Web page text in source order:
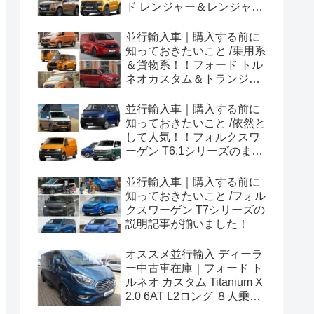
ド レンジャー＆レンジャー
め！
並行輸入車｜購入する前に
知っておきたいこと /乗用系
＆貨物系！！フォード トル
ネオカスタム＆トランジッ
め！
並行輸入車｜購入する前に
知っておきたいこと /依然と
して人気！！フォルクスワ
ーゲン T6.1シリーズのまと
並行輸入車｜購入する前に
知っておきたいこと /フォル
クスワーゲン T7シリーズの
説明記事が揃いました！
オススメ並行輸入 ディーラ
ー中古車在庫｜フォード ト
ルネオ カスタム Titanium X
2.0 6AT L2ロング ８人乗り